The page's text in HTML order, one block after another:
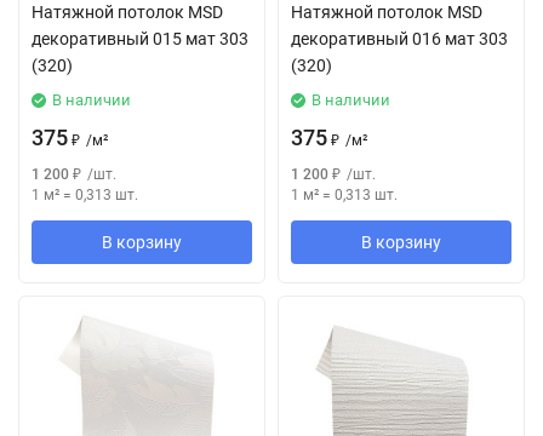
Натяжной потолок MSD
декоративный 015 мат 303
(320)
В наличии
375 ₽ /м²
1 200 ₽ /шт.
1 м² = 0,313 шт.
В корзину
Натяжной потолок MSD
декоративный 016 мат 303
(320)
В наличии
375 ₽ /м²
1 200 ₽ /шт.
1 м² = 0,313 шт.
В корзину